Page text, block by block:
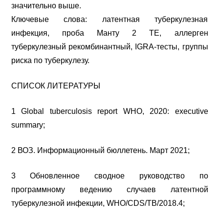
значительно выше.
Ключевые слова: латентная туберкулезная
инфекция, проба Манту 2 ТЕ, аллерген
туберкулезный рекомбинантный, IGRA-тесты, группы
риска по туберкулезу.
СПИСОК ЛИТЕРАТУРЫ
1 Global tuberculosis report WHO, 2020: executive
summary;
2 ВОЗ. Информационный бюллетень. Март 2021;
3 Обновленное сводное руководство по
программному ведению случаев латентной
туберкулезной инфекции, WHO/CDS/TB/2018.4;